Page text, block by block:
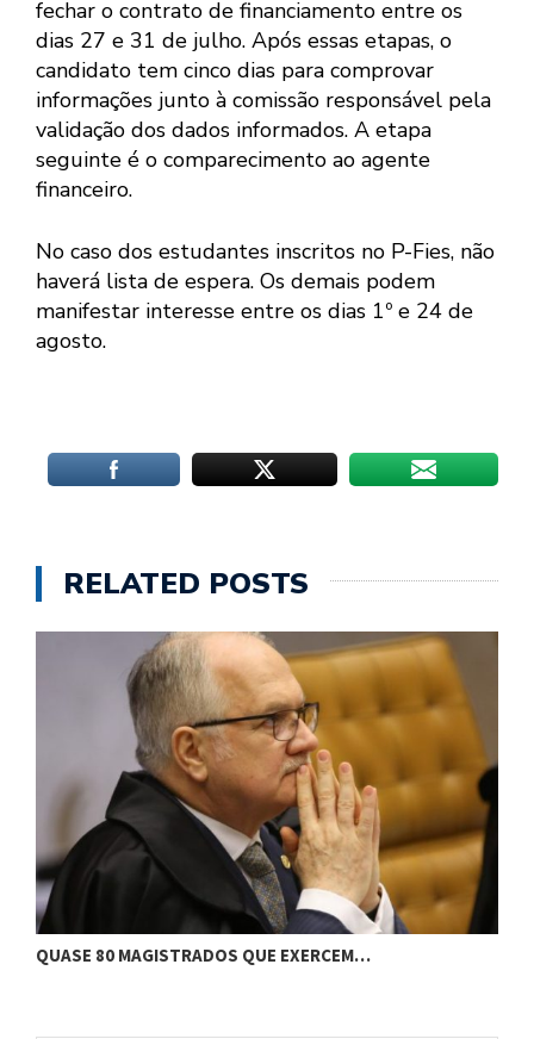
fechar o contrato de financiamento entre os
dias 27 e 31 de julho. Após essas etapas, o
candidato tem cinco dias para comprovar
informações junto à comissão responsável pela
validação dos dados informados. A etapa
seguinte é o comparecimento ao agente
financeiro.
No caso dos estudantes inscritos no P-Fies, não
haverá lista de espera. Os demais podem
manifestar interesse entre os dias 1º e 24 de
agosto.
RELATED POSTS
QUASE 80 MAGISTRADOS QUE EXERCEM…